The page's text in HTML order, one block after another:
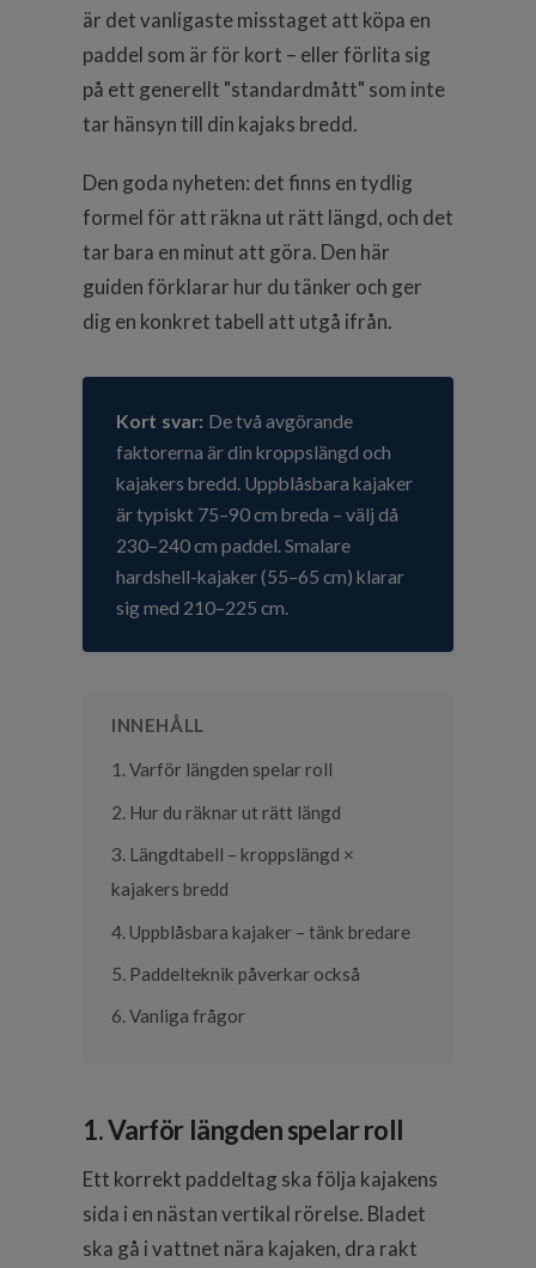
är det vanligaste misstaget att köpa en
paddel som är för kort – eller förlita sig
på ett generellt "standardmått" som inte
tar hänsyn till din kajaks bredd.
Den goda nyheten: det finns en tydlig
formel för att räkna ut rätt längd, och det
tar bara en minut att göra. Den här
guiden förklarar hur du tänker och ger
dig en konkret tabell att utgå ifrån.
Kort svar: De två avgörande
faktorerna är din kroppslängd och
kajakers bredd. Uppblåsbara kajaker
är typiskt 75–90 cm breda – välj då
230–240 cm paddel. Smalare
hardshell-kajaker (55–65 cm) klarar
sig med 210–225 cm.
INNEHÅLL
1. Varför längden spelar roll
2. Hur du räknar ut rätt längd
3. Längdtabell – kroppslängd ×
kajakers bredd
4. Uppblåsbara kajaker – tänk bredare
5. Paddelteknik påverkar också
6. Vanliga frågor
1. Varför längden spelar roll
Ett korrekt paddeltag ska följa kajakens
sida i en nästan vertikal rörelse. Bladet
ska gå i vattnet nära kajaken, dra rakt